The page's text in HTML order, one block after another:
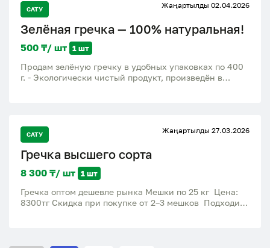
САТУ Жаңартылды 02.04.2026
Зелёная гречка — 100% натуральная!
500 ₸/ шт 1 шт
Продам зелёную гречку в удобных упаковках по 400
г. - Экологически чистый продукт, произведён в
САТУ Жаңартылды 27.03.2026
Гречка высшего сорта
8 300 ₸/ шт 1 шт
Гречка оптом дешевле рынка Мешки по 25 кг Цена:
8300тг Скидка при покупке от 2–3 мешков Подходит